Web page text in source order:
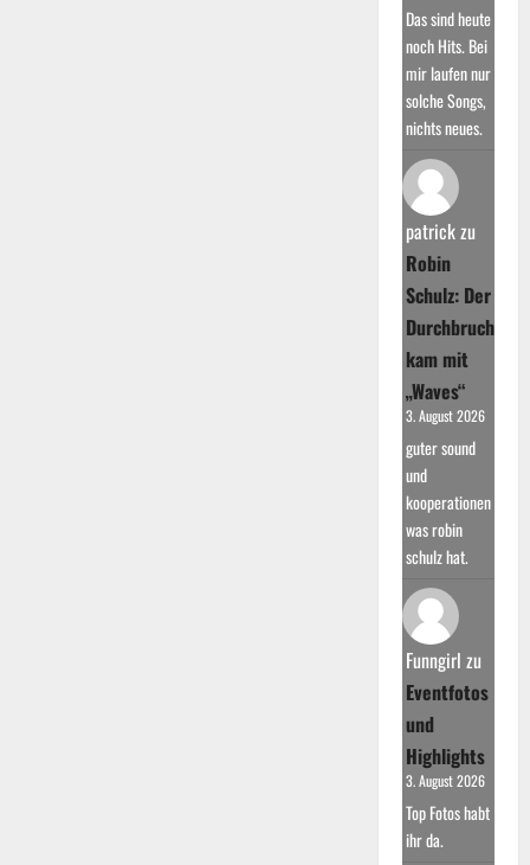
Das sind heute
noch Hits. Bei
mir laufen nur
solche Songs,
nichts neues.
patrickzu
Robin
Schulz: Der
Durchbruch
kam mit
„Waves“
3. August 2026
guter sound
und
kooperationen
was robin
schulz hat.
Funngirl zu
Eventfotos
und
Highlights
3. August 2026
Top Fotos habt
ihr da.